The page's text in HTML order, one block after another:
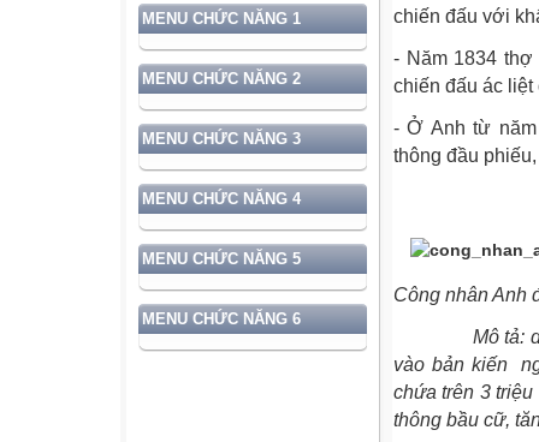
MENU CHỨC NĂNG 1
MENU CHỨC NĂNG 2
MENU CHỨC NĂNG 3
MENU CHỨC NĂNG 4
MENU CHỨC NĂNG 5
MENU CHỨC NĂNG 6
chiến đấu với
- Năm 1834
chiến đấu ác liệt
- Ở Anh từ
thông đầu
Công nhân Anh
Mô tả: do bị
vào bản kiến
chứa trên 3 triệu
thông bầu cữ,